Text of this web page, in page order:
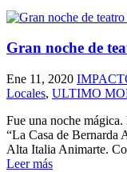
Gran noche de
Ene 11, 2020
Locales, ULTIMO
Fue una noche
“La Casa de Bernarda
Alta Italia Animarte.
Leer más